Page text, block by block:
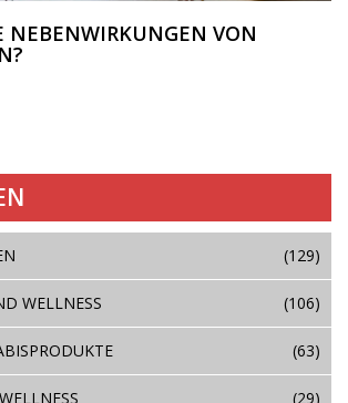
NEBENWIRKUNGEN VON
(129)
WELLNESS (106)
(63)
(29)